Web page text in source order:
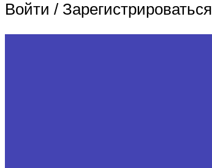
Войти / Зарегистрироваться